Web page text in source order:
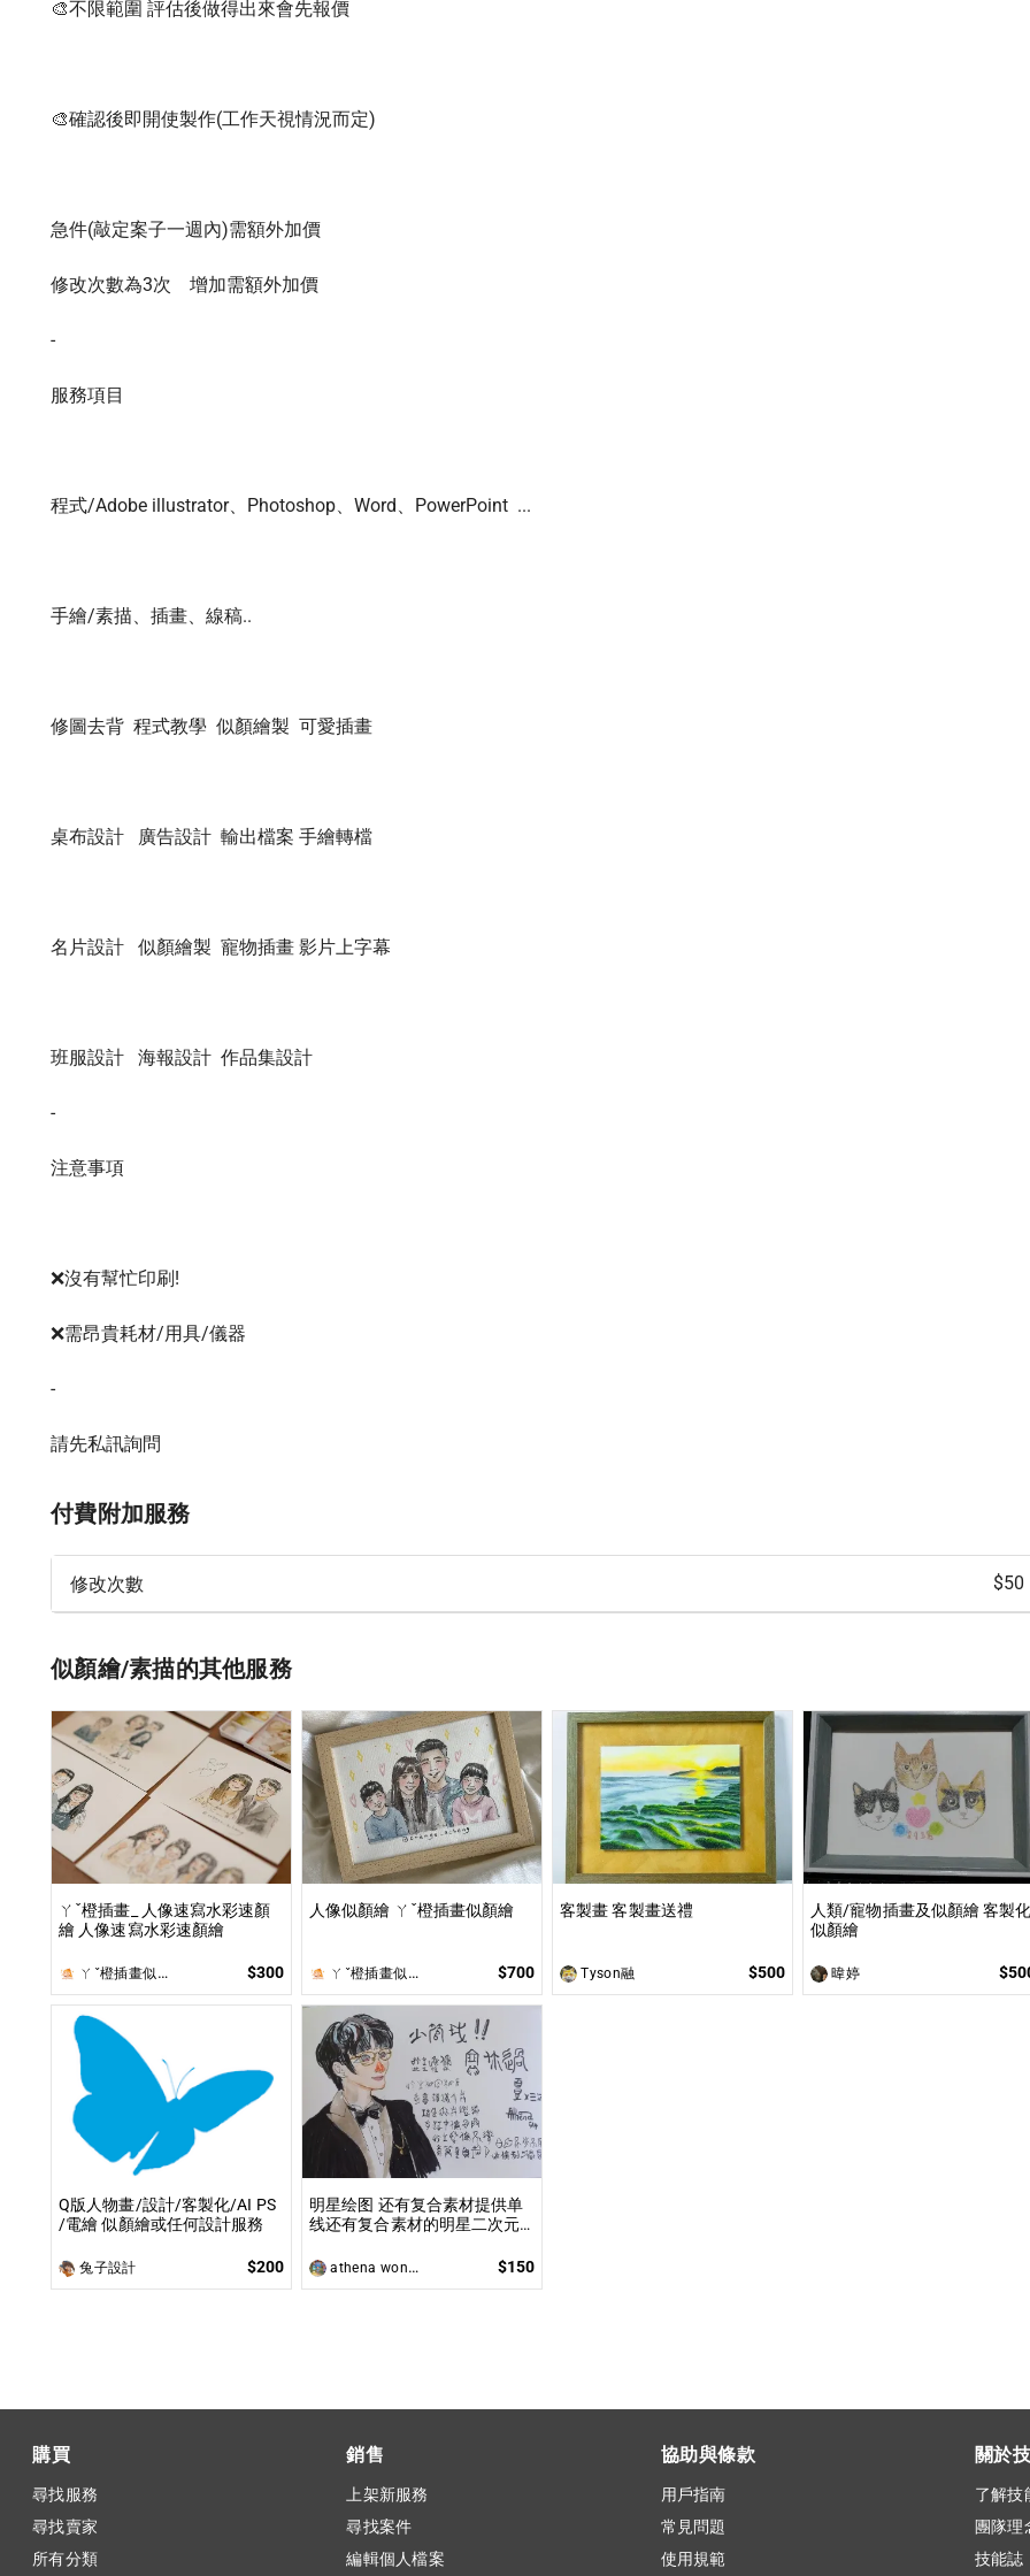
🎨不限範圍 評估後做得出來會先報價
🎨確認後即開使製作(工作天視情況而定)
急件(敲定案子一週內)需額外加價
修改次數為3次    增加需額外加價
-
服務項目
程式/Adobe illustrator、Photoshop、Word、PowerPoint  ...
手繪/素描、插畫、線稿..
修圖去背  程式教學  似顏繪製  可愛插畫
桌布設計   廣告設計  輸出檔案 手繪轉檔
名片設計   似顏繪製  寵物插畫 影片上字幕
班服設計   海報設計  作品集設計
-
注意事項
❌沒有幫忙印刷!
❌需昂貴耗材/用具/儀器
-
請先私訊詢問
付費附加服務
修改次數 $50
似顏繪/素描的其他服務
ㄚˇ橙插畫_ 人像速寫水彩速顏
繪 人像速寫水彩速顏繪
ㄚˇ橙插畫似顏繪 $300
人像似顏繪 ㄚˇ橙插畫似顏繪
ㄚˇ橙插畫似顏繪 $700
客製畫 客製畫送禮
Tyson融 $500
人類/寵物插畫及似顏繪 客製
似顏繪
暐婷
Q版人物畫/設計/客製化/AI PS
/電繪 似顏繪或任何設計服務
兔子設計 $200
明星绘图 还有复合素材提供单
线还有复合素材的明星二次元
athena wong (火腿與星艦) $150
購買
尋找服務
尋找賣家
所有分類
銷售
上架新服務
尋找案件
編輯個人檔案
協助與條款
用戶指南
常見問題
使用規範
關於
了解技
團隊理
技能誌